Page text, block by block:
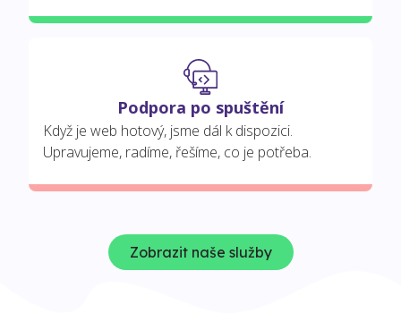
Podpora po spuštění
Když je web hotový, jsme dál k dispozici.
Upravujeme, radíme, řešíme, co je potřeba.
Zobrazit naše služby